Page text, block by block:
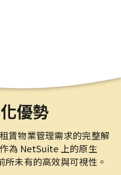
優勢
賃物業管理需求的完整解
為 NetSuite 上的原生
未有的高效與可視性。